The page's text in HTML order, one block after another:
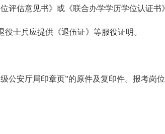
评估意见书》或《联合办学学历学位认证书
士兵应提供《退伍证》等服役证明。
公安厅局印章页”的原件及复印件。报考岗